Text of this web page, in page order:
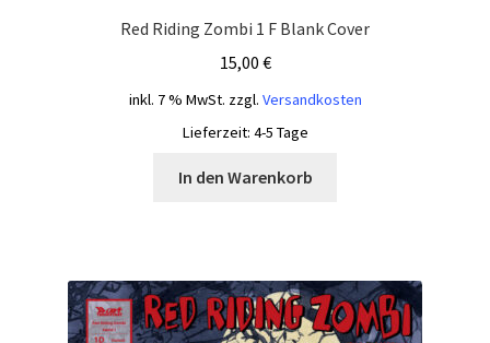
Red Riding Zombi 1 F Blank Cover
15,00 €
inkl. 7 % MwSt. zzgl. Versandkosten
Lieferzeit: 4-5 Tage
In den Warenkorb